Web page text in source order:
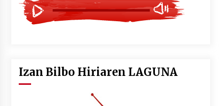
Izan Bilbo Hiriaren LAGUNA